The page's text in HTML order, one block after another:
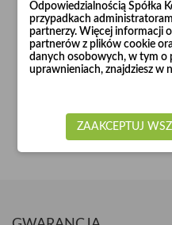
Odpowiedzialnością Spółka
przypadkach
partnerzy. Więcej informacji
partnerów z plików cookie
danych osobowych, w tym o
uprawnieniach, znajdziesz w
ZAAKCEPTUJ